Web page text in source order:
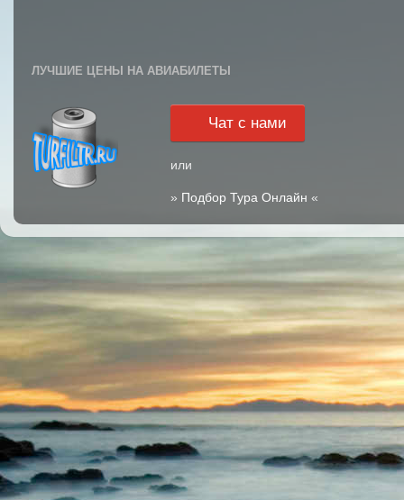
ЛУЧШИЕ ЦЕНЫ НА АВИАБИЛЕТЫ
Чат с нами
или
» Подбор Тура Онлайн «